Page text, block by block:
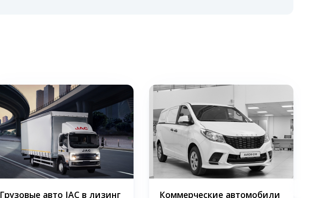
Грузовые авто JAC в лизинг Коммерческие автомобили